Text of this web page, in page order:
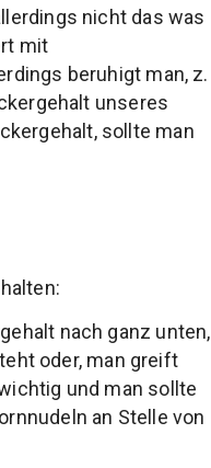
nicht das was
mit
beruhigt man, z.
unseres
sollte man
nach ganz unten,
oder, man greift
und man sollte
an Stelle von